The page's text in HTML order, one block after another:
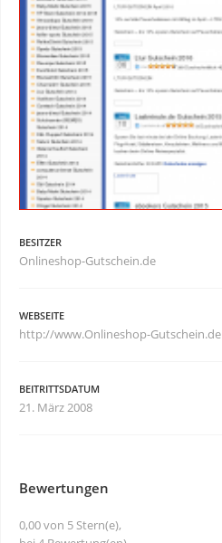
BESITZER
Onlineshop-Gutschein.de
WEBSEITE
http://www.Onlineshop-Gutschein.de
BEITRITTSDATUM
21. März 2008
Bewertungen
0,00 von 5 Stern(e),